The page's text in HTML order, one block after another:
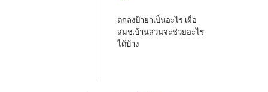
ตกลงป้ายาเป็นอะไร เผื่อ
สมช.บ้านสวนจะช่วยอะไร
ได้บ้าง